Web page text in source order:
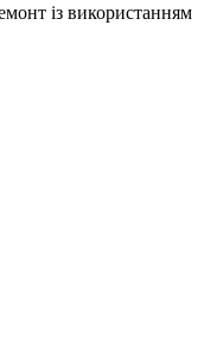
із використанням